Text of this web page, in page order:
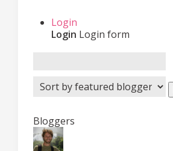
Login
Login Login form
Bloggers